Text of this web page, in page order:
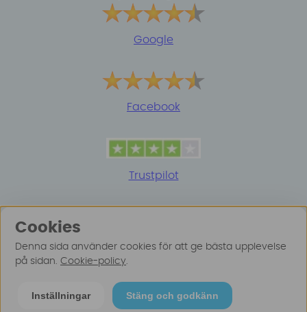
Google
Facebook
Trustpilot
mer här
Cookies
Denna sida använder cookies för att ge bästa upplevelse
på sidan. Cookie-policy.
Inställningar Stäng och godkänn